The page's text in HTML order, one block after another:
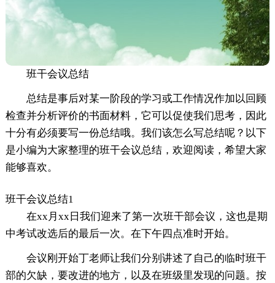
班干会议总结
总结是事后对某一阶段的学习或工作情况作加以回顾
检查并分析评价的书面材料，它可以促使我们思考，因此
十分有必须要写一份总结哦。我们该怎么写总结呢？以下
是小编为大家整理的班干会议总结，欢迎阅读，希望大家
能够喜欢。
班干会议总结1
在xx月xx日我们迎来了第一次班干部会议，这也是期
中考试改选后的最后一次。在下午四点准时开始。
会议刚开始丁老师让我们分别讲述了自己的临时班干
部的欠缺，要改进的地方，以及在班级里发现的问题。按